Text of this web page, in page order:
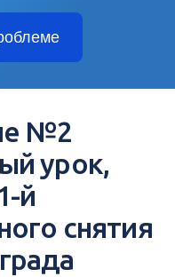
№2
урок,
й
снятия